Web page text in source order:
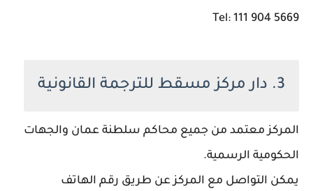
Tel: 111 904 5669
3. دار مركز مسقط للترجمة القانونية
المركز معتمد من جميع محاكم سلطنة عمان والجهات
الحكومية الرسمية.
يمكن التواصل مع المركز عن طريق رقم الهاتف